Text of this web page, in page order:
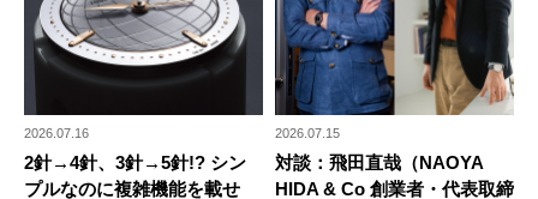
2026.07.16
2針→4針、3針→5針!? シン
プルなのに複雑機能を載せ
2026.07.15
対談：飛田直哉（NAOYA
HIDA & Co 創業者・代表取締